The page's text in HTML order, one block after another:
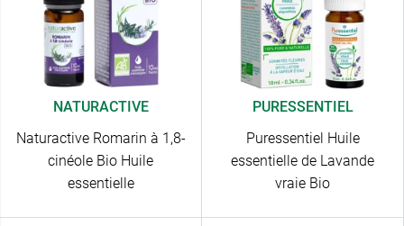
NATURACTIVE
Naturactive Romarin à 1,8-
cinéole Bio Huile
essentielle
PURESSENTIEL
Puressentiel Huile
essentielle de Lavande
vraie Bio